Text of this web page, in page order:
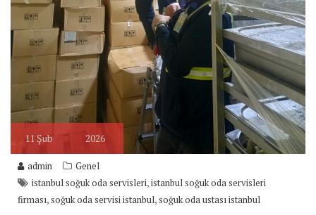
11 Şub 2026
admin
Genel
istanbul soğuk oda servisleri,istanbul soğuk oda servisleri
firması,soğuk oda servisi istanbul,soğuk oda ustası istanbul